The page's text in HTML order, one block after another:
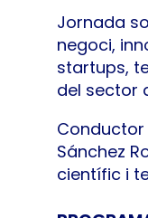
Jornada
negoci,
startups,
del sector
Sánchez
científic i